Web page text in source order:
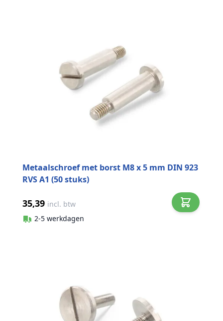
Metaalschroef met borst M8 x 5 mm DIN 923
RVS A1 (50 stuks)
35,39 incl. btw
2-5 werkdagen